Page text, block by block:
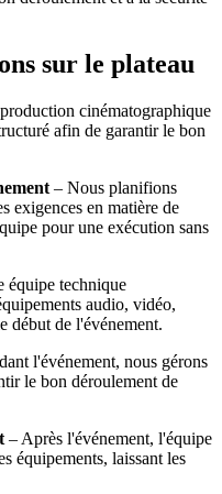
sur le plateau
cinématographique
afin de garantir le bon
– Nous planifions
exigences en matière de
pour une exécution sans
équipe technique
audio, vidéo,
début de l'événement.
l'événement, nous gérons
le bon déroulement de
– Après l'événement, l'équipe
équipements, laissant les